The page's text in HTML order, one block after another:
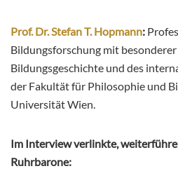
Prof. Dr. Stefan T. Hopmann:
Bildungsforschung mit
Bildungsgeschichte und des
der Fakultät für Philosophie und
Universität Wien.
Im Interview verlinkte,
Ruhrbarone: